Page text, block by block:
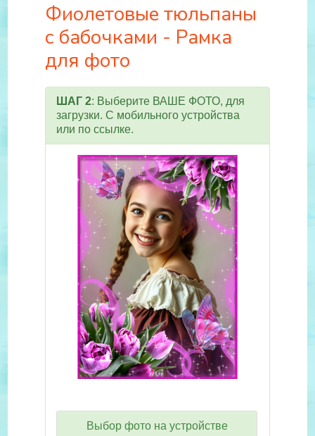
Фиолетовые тюльпаны
с бабочками - Рамка
для фото
ШАГ 2: Выберите ВАШЕ ФОТО, для
загрузки. С мобильного устройства
или по ссылке.
Выбор фото на устройстве